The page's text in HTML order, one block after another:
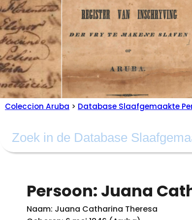
Coleccion Aruba > Database Slaafgemaakte
Persoon: Juana
Naam: Juana Catharina Theresa